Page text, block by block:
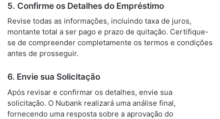
5. Confirme os Detalhes do Empréstimo
Revise todas as informações, incluindo taxa de juros,
montante total a ser pago e prazo de quitação. Certifique-
se de compreender completamente os termos e condições
antes de prosseguir.
6. Envie sua Solicitação
Após revisar e confirmar os detalhes, envie sua
solicitação. O Nubank realizará uma análise final,
fornecendo uma resposta sobre a aprovação do